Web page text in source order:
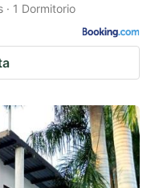
· 1 Dormitorio